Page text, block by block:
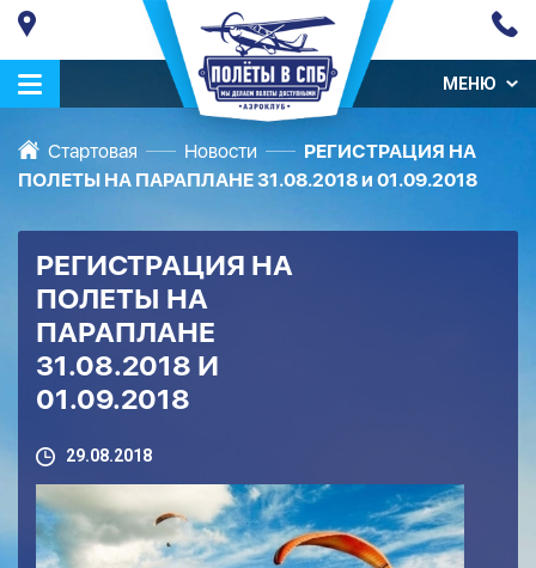
МЕНЮ
Стартовая Новости
РЕГИСТРАЦИЯ НА
ПОЛЕТЫ НА ПАРАПЛАНЕ 31.08.2018 и 01.09.2018
РЕГИСТРАЦИЯ НА
ПОЛЕТЫ НА
ПАРАПЛАНЕ
31.08.2018 И
01.09.2018
29.08.2018